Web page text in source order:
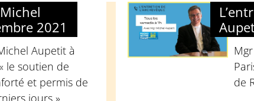
2021
Aupetit à
le soutien de
et permis de
jours »
de